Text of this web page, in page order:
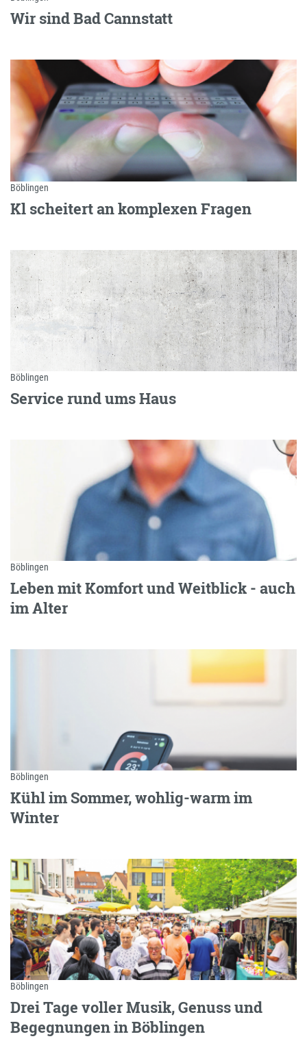
Wir sind Bad Cannstatt
Böblingen
Kl scheitert an komplexen Fragen
Böblingen
Service rund ums Haus
Böblingen
Leben mit Komfort und Weitblick - auch
im Alter
Böblingen
Kühl im Sommer, wohlig-warm im
Winter
Böblingen
Drei Tage voller Musik, Genuss und
Begegnungen in Böblingen